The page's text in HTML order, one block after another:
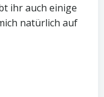
ihr auch einige
natürlich auf